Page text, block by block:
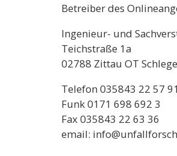
Betreiber des
Ingenieur- und
Teichstraße 1a
02788 Zittau OT
Telefon 035843 22 57 91
Funk 0171 698 692 3
Fax 035843 22 63 36
email: